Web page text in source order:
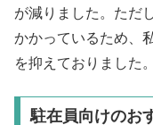
が減りました。ただ
かかっているため、
を抑えておりました。
駐在員向けのお